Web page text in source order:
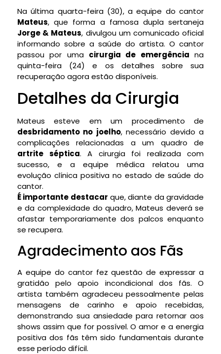
Na última quarta-feira (30), a equipe do cantor
Mateus, que forma a famosa dupla sertaneja
Jorge & Mateus, divulgou um comunicado oficial
informando sobre a saúde do artista. O cantor
passou por uma cirurgia de emergência na
quinta-feira (24) e os detalhes sobre sua
recuperação agora estão disponíveis.
Detalhes da Cirurgia
Mateus esteve em um procedimento de
desbridamento no joelho, necessário devido a
complicações relacionadas a um quadro de
artrite séptica. A cirurgia foi realizada com
sucesso, e a equipe médica relatou uma
evolução clínica positiva no estado de saúde do
cantor.
É importante destacar que, diante da gravidade
e da complexidade do quadro, Mateus deverá se
afastar temporariamente dos palcos enquanto
se recupera.
Agradecimento aos Fãs
A equipe do cantor fez questão de expressar a
gratidão pelo apoio incondicional dos fãs. O
artista também agradeceu pessoalmente pelas
mensagens de carinho e apoio recebidas,
demonstrando sua ansiedade para retornar aos
shows assim que for possível. O amor e a energia
positiva dos fãs têm sido fundamentais durante
esse período difícil.